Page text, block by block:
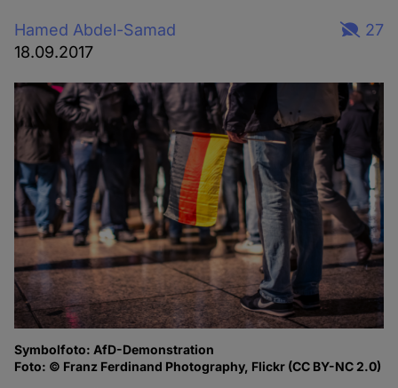
Hamed Abdel-Samad
18.09.2017
27
Symbolfoto: AfD-Demonstration
Foto: © Franz Ferdinand Photography, Flickr (CC BY-NC 2.0)